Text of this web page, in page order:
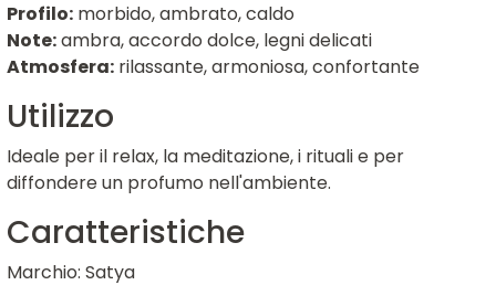
Profilo: morbido, ambrato, caldo
Note:ambra, accordo dolce, legni delicati
Atmosfera: rilassante, armoniosa, confortante
Utilizzo
Ideale per il relax, la meditazione, i rituali e per
diffondere un profumo nell'ambiente.
Caratteristiche
Marchio: Satya